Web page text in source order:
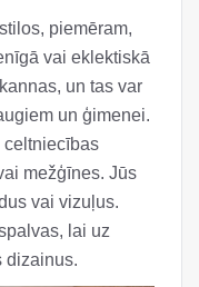
piemēram,
vai eklektiskā
un tas var
un ģimenei.
celtniecības
mežģīnes. Jūs
vai vizuļus.
lai uz
dizainus.